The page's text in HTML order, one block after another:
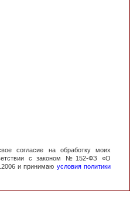
согласие на обработку моих
с законом №152-ФЗ «О
и принимаю условия политики